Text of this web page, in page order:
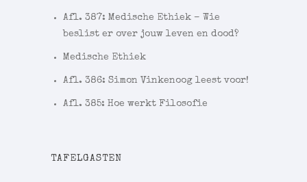
Afl. 387: Medische Ethiek – Wie
beslist er over jouw leven en dood?
Medische Ethiek
Afl. 386: Simon Vinkenoog leest voor!
Afl. 385: Hoe werkt Filosofie
TAFELGASTEN